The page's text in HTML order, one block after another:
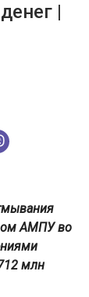
|
АМПУ во
млн